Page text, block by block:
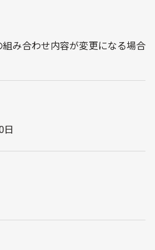
み合わせ内容が変更になる場合
日